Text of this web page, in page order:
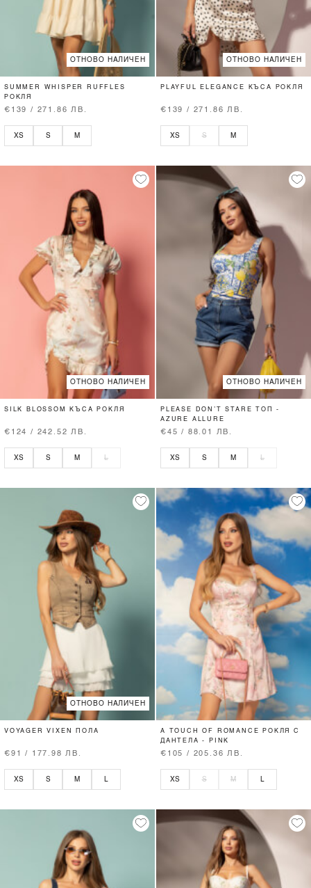
ОТНОВО НАЛИЧЕН
SUMMER WHISPER RUFFLES
РОКЛЯ
€139 / 271.86 ЛВ.
XS S M
ОТНОВО НАЛИЧЕН
PLAYFUL ELEGANCE КЪСА РОКЛЯ
€139 / 271.86 ЛВ.
XS S M
ОТНОВО НАЛИЧЕН
SILK BLOSSOM КЪСА РОКЛЯ
€124 / 242.52 ЛВ.
XS S M L
ОТНОВО НАЛИЧЕН
PLEASE DON’T STARE ТОП -
AZURE ALLURE
€45 / 88.01 ЛВ.
XS S M L
ОТНОВО НАЛИЧЕН
VOYAGER VIXEN ПОЛА
€91 / 177.98 ЛВ.
XS S M L
A TOUCH OF ROMANCE РОКЛЯ С
ДАНТЕЛА - PINK
€105 / 205.36 ЛВ.
XS S M L